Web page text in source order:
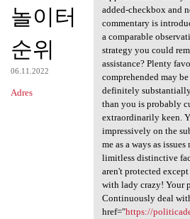
놀이터
순위
06.11.2022
Adres
added-checkbox and
commentary is
a comparable
strategy you could
assistance? Plenty
comprehended may
definitely
than you is probably
extraordinarily keen.
impressively on the
me as a ways as
limitless distinctive
aren't protected
with lady crazy! Your
Continuously deal
href="https://